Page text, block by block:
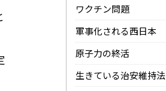
ワクチン問題
軍事化される西日本
原子力の終活
生きている治安維持法